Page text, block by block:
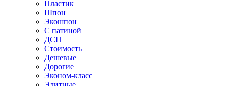
Пластик
Шпон
Экошпон
С патиной
ДСП
Стоимость
Дешевые
Дорогие
Эконом-класс